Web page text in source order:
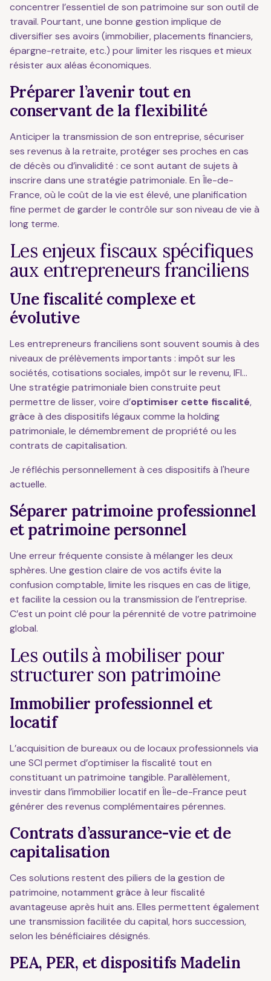
concentrer l’essentiel de son patrimoine sur son outil de
travail. Pourtant, une bonne gestion implique de
diversifier ses avoirs (immobilier, placements financiers,
épargne-retraite, etc.) pour limiter les risques et mieux
résister aux aléas économiques.
Préparer l’avenir tout en
conservant de la flexibilité
Anticiper la transmission de son entreprise, sécuriser
ses revenus à la retraite, protéger ses proches en cas
de décès ou d’invalidité : ce sont autant de sujets à
inscrire dans une stratégie patrimoniale. En Île-de-
France, où le coût de la vie est élevé, une planification
fine permet de garder le contrôle sur son niveau de vie à
long terme.
Les enjeux fiscaux spécifiques
aux entrepreneurs franciliens
Une fiscalité complexe et
évolutive
Les entrepreneurs franciliens sont souvent soumis à des
niveaux de prélèvements importants : impôt sur les
sociétés, cotisations sociales, impôt sur le revenu, IFI…
Une stratégie patrimoniale bien construite peut
permettre de lisser, voire d’optimiser cette fiscalité,
grâce à des dispositifs légaux comme la holding
patrimoniale, le démembrement de propriété ou les
contrats de capitalisation.
Je réfléchis personnellement à ces dispositifs à l'heure
actuelle.
Séparer patrimoine professionnel
et patrimoine personnel
Une erreur fréquente consiste à mélanger les deux
sphères. Une gestion claire de vos actifs évite la
confusion comptable, limite les risques en cas de litige,
et facilite la cession ou la transmission de l’entreprise.
C’est un point clé pour la pérennité de votre patrimoine
global.
Les outils à mobiliser pour
structurer son patrimoine
Immobilier professionnel et
locatif
L’acquisition de bureaux ou de locaux professionnels via
une SCI permet d’optimiser la fiscalité tout en
constituant un patrimoine tangible. Parallèlement,
investir dans l’immobilier locatif en Île-de-France peut
générer des revenus complémentaires pérennes.
Contrats d’assurance-vie et de
capitalisation
Ces solutions restent des piliers de la gestion de
patrimoine, notamment grâce à leur fiscalité
avantageuse après huit ans. Elles permettent également
une transmission facilitée du capital, hors succession,
selon les bénéficiaires désignés.
PEA, PER, et dispositifs Madelin